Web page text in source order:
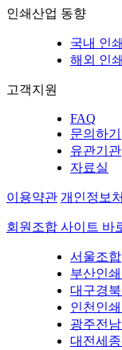
인쇄산업 동향
국내 인
해외 인
고객지원
FAQ
문의하기
유관기관
자료실
이용약관 개인정보
회원조합 사이트 바
서울조합
부산인
대구경
인천인
광주전
대전세